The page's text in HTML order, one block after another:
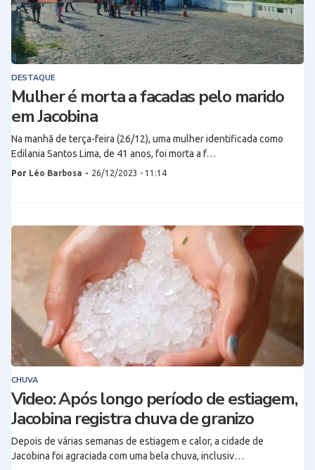
DESTAQUE
Mulher é morta a facadas pelo marido
em Jacobina
Na manhã de terça-feira (26/12), uma mulher identificada como
Edilania Santos Lima, de 41 anos, foi morta a f…
Por Léo Barbosa - 26/12/2023 - 11:14
CHUVA
Video: Após longo período de estiagem,
Jacobina registra chuva de granizo
Depois de várias semanas de estiagem e calor, a cidade de
Jacobina foi agraciada com uma bela chuva, inclusiv…